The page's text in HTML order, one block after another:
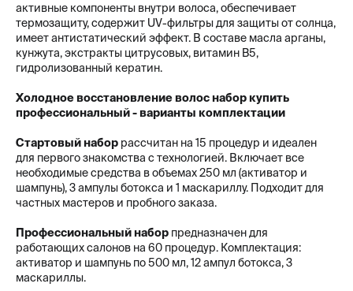
активные компоненты внутри волоса, обеспечивает
термозащиту, содержит UV-фильтры для защиты от солнца,
имеет антистатический эффект. В составе масла арганы,
кунжута, экстракты цитрусовых, витамин B5,
гидролизованный кератин.
Холодное восстановление волос набор купить
профессиональный - варианты комплектации
Стартовый набор рассчитан на 15 процедур и идеален
для первого знакомства с технологией. Включает все
необходимые средства в объемах 250 мл (активатор и
шампунь), 3 ампулы ботокса и 1 маскариллу. Подходит для
частных мастеров и пробного заказа.
Профессиональный набор предназначен для
работающих салонов на 60 процедур. Комплектация:
активатор и шампунь по 500 мл, 12 ампул ботокса, 3
маскариллы.